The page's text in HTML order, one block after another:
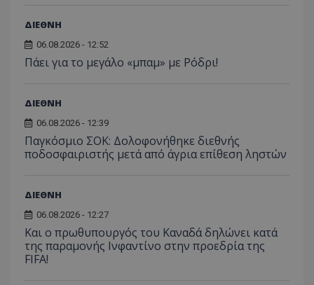
ΔΙΕΘΝΗ
06.08.2026 - 12:52
Πάει για το μεγάλο «μπαμ» με Ρόδρι!
ΔΙΕΘΝΗ
06.08.2026 - 12:39
Παγκόσμιο ΣΟΚ: Δολοφονήθηκε διεθνής
ποδοσφαιριστής μετά από άγρια επίθεση ληστών
ΔΙΕΘΝΗ
06.08.2026 - 12:27
Και ο πρωθυπουργός του Καναδά δηλώνει κατά
της παραμονής Ινφαντίνο στην προεδρία της
FIFA!